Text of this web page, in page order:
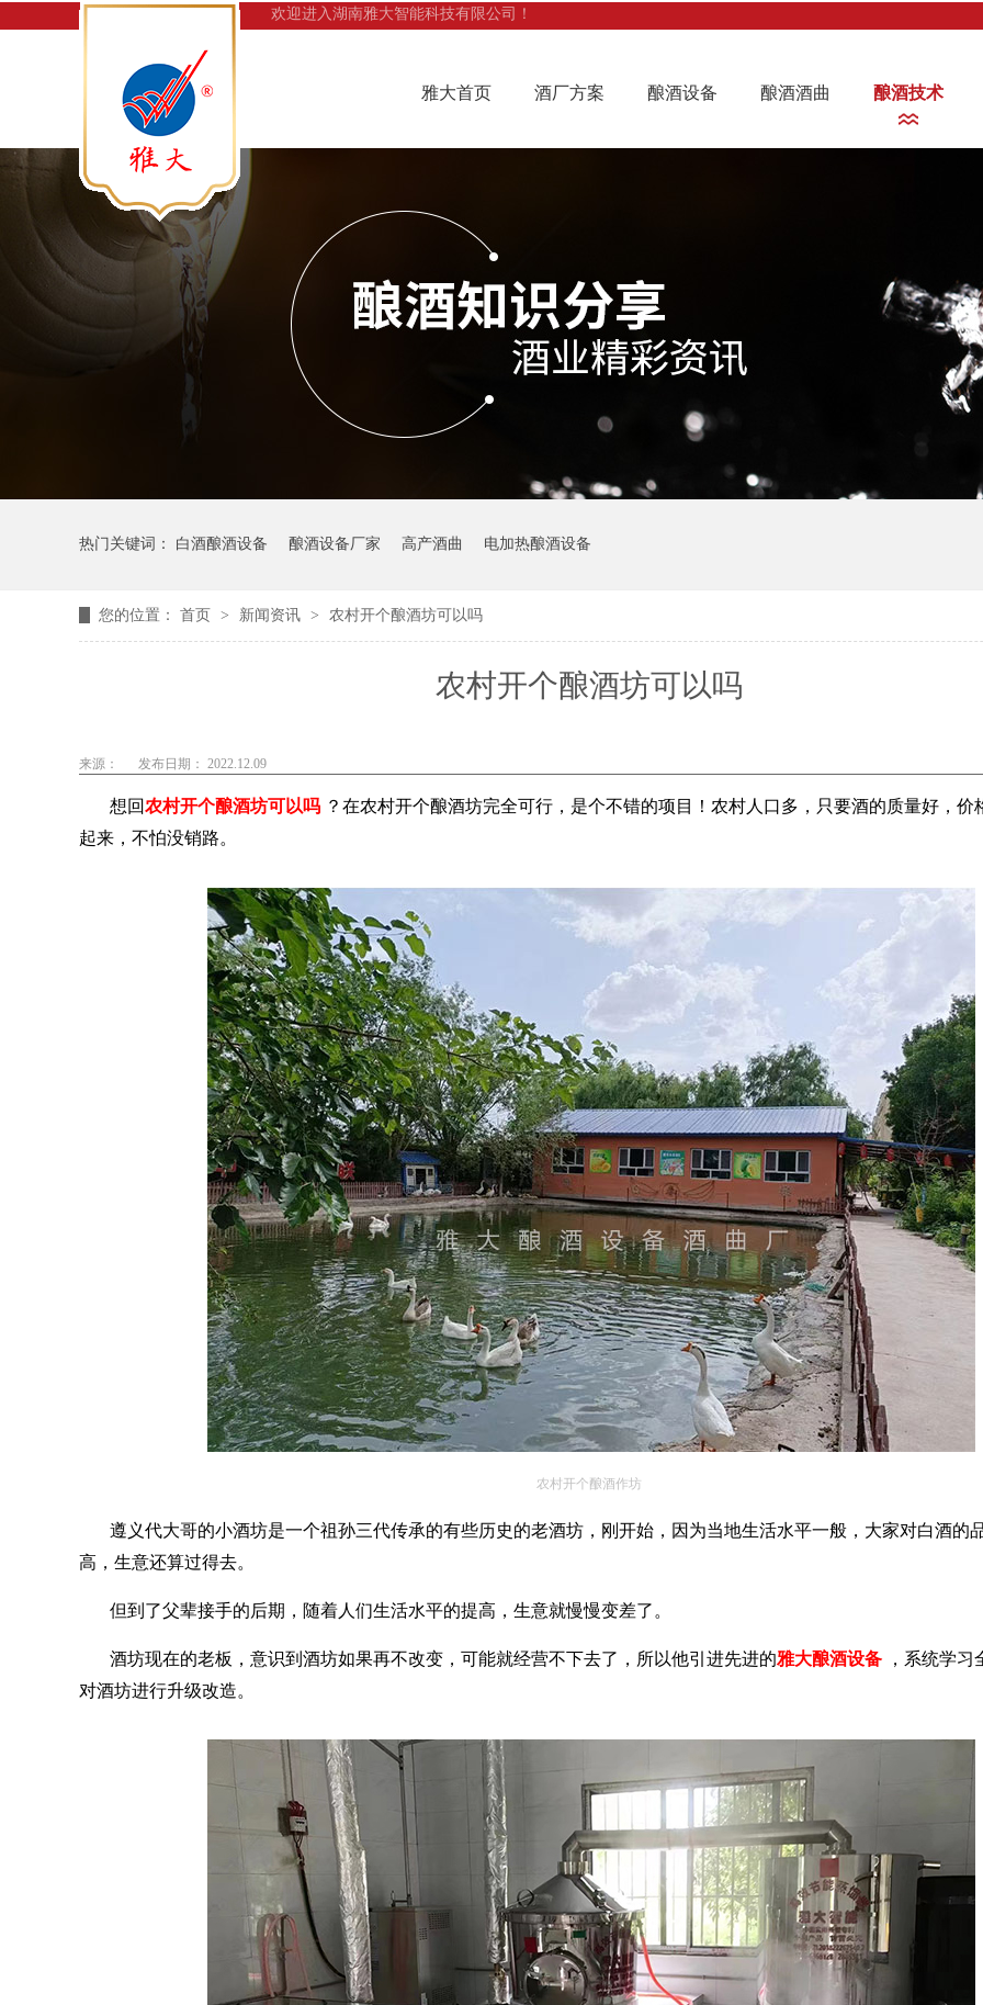
欢迎进入湖南雅大智能科技有限公司！
雅大首页 酒厂方案 酿酒设备 酿酒酒曲 酿酒技术
热门关键词： 白酒酿酒设备 酿酒设备厂家 高产酒曲 电加热酿酒设备
您的位置： 首页 > 新闻资讯 > 农村开个酿酒坊可以吗
农村开个酿酒坊可以吗
来源： 发布日期： 2022.12.09
想回农村开个酿酒坊可以吗 ？在农村开个酿酒坊完全可行，是个不错的项目！农村人口多，只要酒的质量好，价
起来，不怕没销路。
农村开个酿酒作坊
遵义代大哥的小酒坊是一个祖孙三代传承的有些历史的老酒坊，刚开始，因为当地生活水平一般，大家对白酒的
高，生意还算过得去。
但到了父辈接手的后期，随着人们生活水平的提高，生意就慢慢变差了。
酒坊现在的老板，意识到酒坊如果再不改变，可能就经营不下去了，所以他引进先进的雅大酿酒设备
，系统学习
对酒坊进行升级改造。